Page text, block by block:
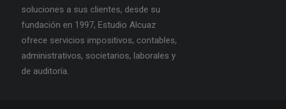
soluciones a sus clientes, desde su
fundación en 1997, Estudio Alcuaz
ofrece servicios impositivos, contables,
administrativos, societarios, laborales y
de auditoría.